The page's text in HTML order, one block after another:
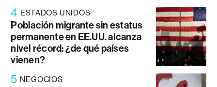
4 ESTADOS UNIDOS
Población migrante sin estatus
permanente en EE.UU. alcanza
nivel récord: ¿de qué países
vienen?
5 NEGOCIOS